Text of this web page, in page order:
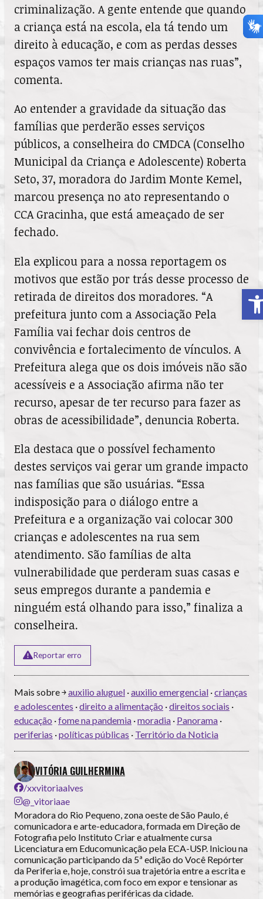
criminalização. A gente entende que quando
a criança está na escola, ela tá tendo um
direito à educação, e com as perdas desses
espaços vamos ter mais crianças nas ruas”,
comenta.
Ao entender a gravidade da situação das
famílias que perderão esses serviços
públicos, a conselheira do CMDCA (Conselho
Municipal da Criança e Adolescente) Roberta
Seto, 37, moradora do Jardim Monte Kemel,
marcou presença no ato representando o
CCA Gracinha, que está ameaçado de ser
fechado.
Ela explicou para a nossa reportagem os
motivos que estão por trás desse processo de
retirada de direitos dos moradores. “A
prefeitura junto com a Associação Pela
Família vai fechar dois centros de
convivência e fortalecimento de vínculos. A
Prefeitura alega que os dois imóveis não são
acessíveis e a Associação afirma não ter
recurso, apesar de ter recurso para fazer as
obras de acessibilidade”, denuncia Roberta.
Ela destaca que o possível fechamento
destes serviços vai gerar um grande impacto
nas famílias que são usuárias. “Essa
indisposição para o diálogo entre a
Prefeitura e a organização vai colocar 300
crianças e adolescentes na rua sem
atendimento. São famílias de alta
vulnerabilidade que perderam suas casas e
seus empregos durante a pandemia e
ninguém está olhando para isso,” finaliza a
conselheira.
Reportar erro
Mais sobre ￫auxilio aluguel ·auxilio emergencial ·crianças
e adolescentes ·direito a alimentação ·direitos sociais ·
educação ·fome na pandemia ·moradia · Panorama ·
periferias ·políticas públicas · Território da Noticia
VITÓRIA GUILHERMINA
/xxvitoriaalves
@_vitoriaae
Moradora do Rio Pequeno, zona oeste de São Paulo, é
comunicadora e arte-educadora, formada em Direção de
Fotografia pelo Instituto Criar e atualmente cursa
Licenciatura em Educomunicação pela ECA-USP. Iniciou na
comunicação participando da 5ª edição do Você Repórter
da Periferia e, hoje, constrói sua trajetória entre a escrita e
a produção imagética, com foco em expor e tensionar as
memórias e geografias periféricas da cidade.